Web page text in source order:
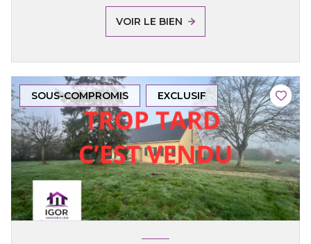
VOIR LE BIEN
SOUS-COMPROMIS EXCLUSIF